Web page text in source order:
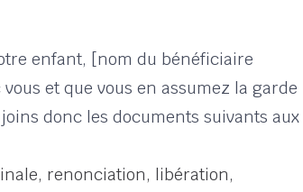
enfant, [nom du bénéficiaire
et que vous en assumez la garde
donc les documents suivants aux
renonciation, libération,